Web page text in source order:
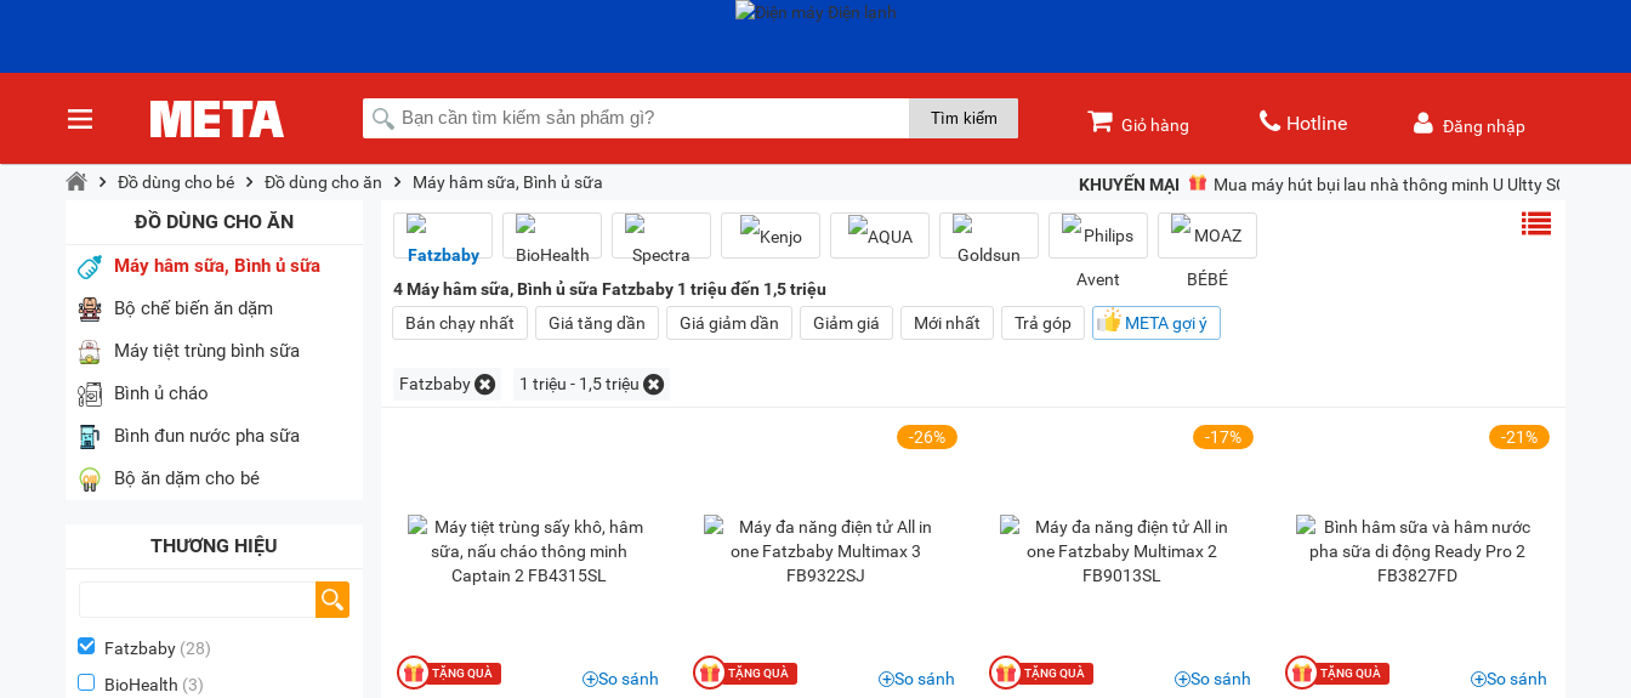
Đăng nhập
Giỏ hàng Hotline
KHUYẾN MẠI Mua máy hút bụi lau nhà thông minh U Ultty SCW18
Đồ dùng cho bé Đồ dùng cho ăn Máy hâm sữa, Bình ủ sữa
ĐỒ DÙNG CHO ĂN
Máy hâm sữa, Bình ủ sữa
Bộ chế biến ăn dặm
Máy tiệt trùng bình sữa
Bình ủ cháo
Bình đun nước pha sữa
Bộ ăn dặm cho bé
THƯƠNG HIỆU
Fatzbaby (28)
BioHealth (3)
4 Máy hâm sữa, Bình ủ sữa Fatzbaby 1 triệu đến 1,5 triệu
Bán chạy nhất
Giá tăng dần Giá giảm dần Giảm giá Mới nhất Trả góp META gợi ý
Fatzbaby 1 triệu - 1,5 triệu
So sánh
-26%
So sánh
-17%
So sánh
-21%
So sánh